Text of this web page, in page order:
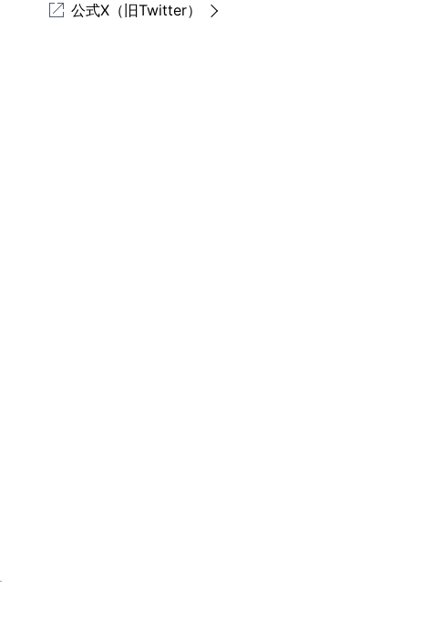
公式X（旧Twitter）